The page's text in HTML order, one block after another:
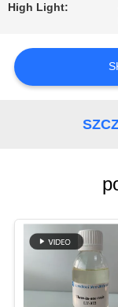
NAMI
POPROSIĆ
SITEMAP
PRIVACY
POLICY
High Light: